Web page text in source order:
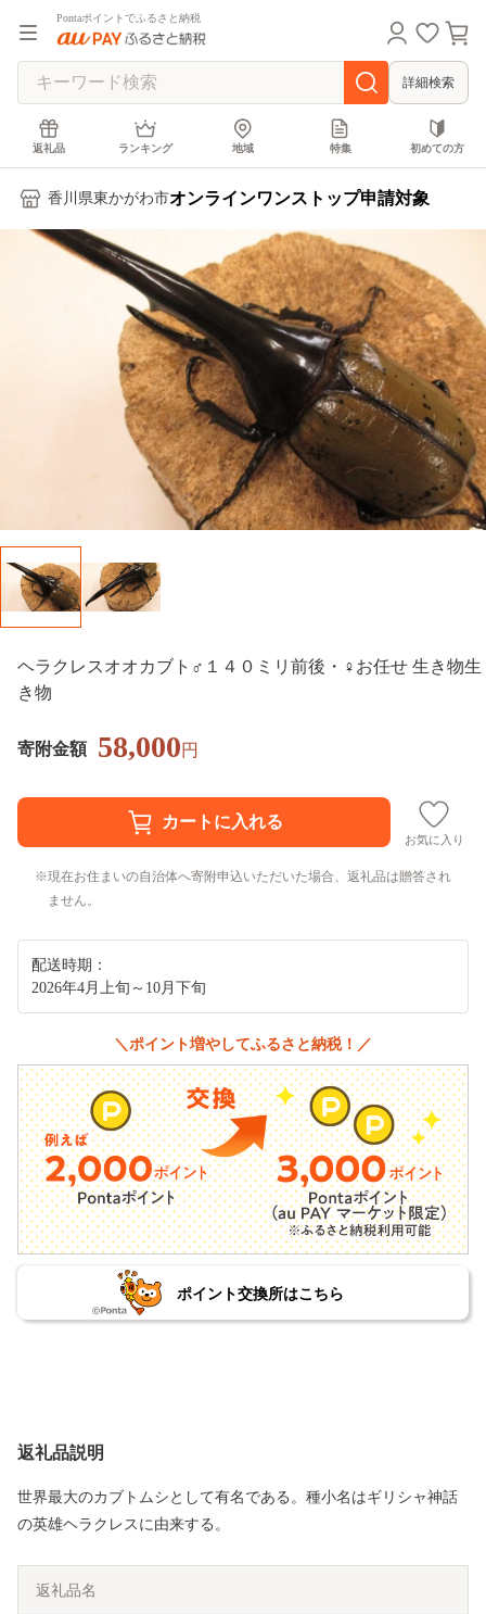
Pontaポイントでふるさと納税
詳細検索
返礼品 ランキング 地域 特集 初めての方
香川県東かがわ市オンラインワンストップ申請対象
ヘラクレスオオカブト♂１４０ミリ前後・♀お任せ 生き物生
き物
寄附金額 58,000円
お気に入り
現在お住まいの自治体へ寄附申込いただいた場合、返礼品は贈答され
ません。
配送時期：
2026年4月上旬～10月下旬
＼ポイント増やしてふるさと納税！／
ポイント交換所はこちら
返礼品説明
世界最大のカブトムシとして有名である。種小名はギリシャ神話
の英雄ヘラクレスに由来する。
返礼品名